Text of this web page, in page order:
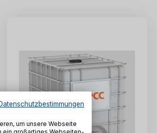
um unsere Webseite
ein großartiges Webseiten-